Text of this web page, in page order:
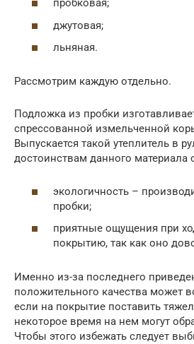
пробковая;
джутовая;
льняная.
Рассмотрим каждую отдельно.
Подложка из пробки
спрессованной измельченной
Выпускается такой утеплитель в
достоинствам данного материала
экологичность –
пробки;
приятные ощущения при
покрытию, так как оно
Именно из-за последнего
положительного качества может
если на покрытие поставить
некоторое время на нем могут
Чтобы этого избежать следует